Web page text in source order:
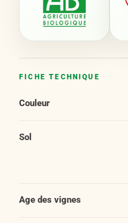
FICHE TECHNIQUE
Couleur
Sol
Age des vignes